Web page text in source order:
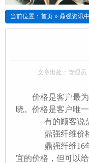
当前位置： 首页 » 鼎强资讯
文章出处：管理员
价格是客户最
晓。价格是客户唯
有的顾客说鼎强
鼎强纤维价格是
鼎强纤维16年来
宜的价格，但可以